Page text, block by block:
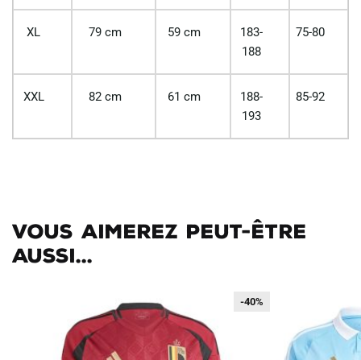
XL 79 cm 59 cm
183-
188
75-80
XXL 82 cm 61 cm
188-
193
85-92
Vous aimerez peut-être
aussi...
-40%
-40%